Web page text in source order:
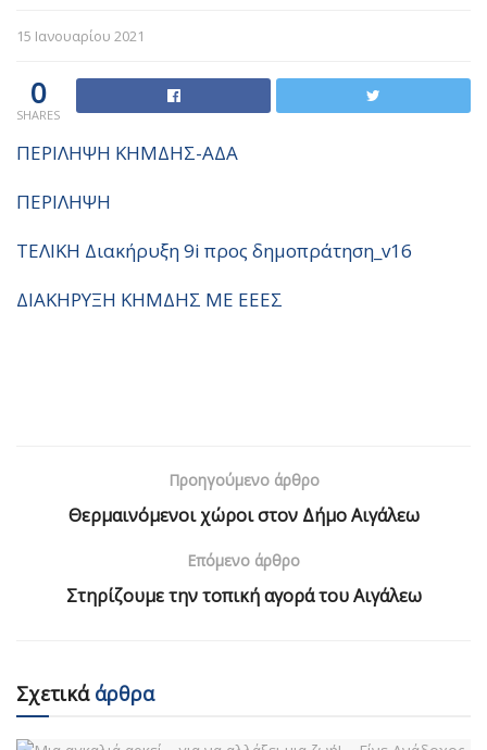
15 Ιανουαρίου 2021
0
SHARES
ΠΕΡΙΛΗΨΗ KΗΜΔΗΣ-ΑΔΑ
ΠΕΡΙΛΗΨΗ
ΤΕΛΙΚΗ Διακήρυξη 9i προς δημοπράτηση_v16
ΔΙΑΚΗΡΥΞΗ ΚΗΜΔΗΣ ΜΕ ΕΕΕΣ
Προηγούμενο άρθρο
Θερμαινόμενοι χώροι στον Δήμο Αιγάλεω
Επόμενο άρθρο
Στηρίζουμε την τοπική αγορά του Αιγάλεω
Σχετικάάρθρα